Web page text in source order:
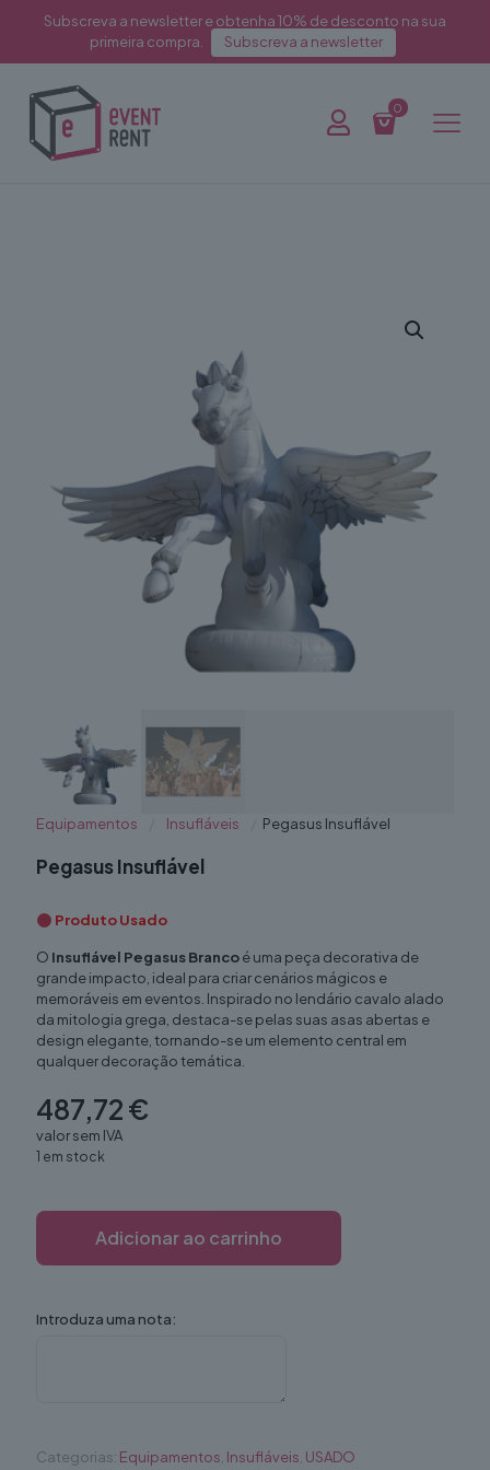
Subscreva a newsletter e obtenha 10% de desconto na sua
primeira compra.
Subscreva a newsletter
0
Equipamentos Insufláveis Pegasus Insuflável
Pegasus Insuflável
Produto Usado
O Insuflável Pegasus Brancoé uma peça decorativa de
grande impacto, ideal para criar cenários mágicos e
memoráveis em eventos. Inspirado no lendário cavalo alado
da mitologia grega, destaca-se pelas suas asas abertas e
design elegante, tornando-se um elemento central em
qualquer decoração temática.
487,72€
valor sem IVA
1 em stock
Adicionar ao carrinho
Introduza uma nota:
Categorias: Equipamentos, Insufláveis, USADO